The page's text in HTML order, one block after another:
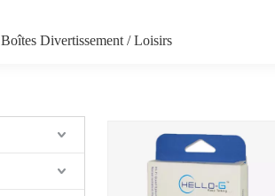
Boîtes Divertissement / Loisirs